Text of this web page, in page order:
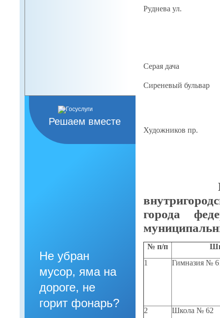
Решаем вместе
Не убран
мусор, яма на
дороге, не
горит фонарь?
Руднева ул.
Серая дача
Сиреневый бульвар
Художников пр.
На
города
№ п/п
1
Гимназия №
2 Школа № 62